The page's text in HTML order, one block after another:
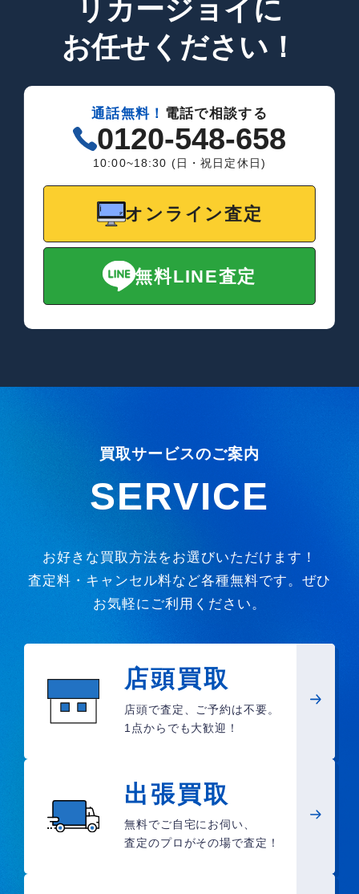
リカージョイに
お任せください！
通話無料！ 電話で相談する
0120-548-658
10:00~18:30 (日・祝日定休日)
オンライン査定
無料LINE査定
買取サービスのご案内
SERVICE
お好きな買取方法をお選びいただけます！
査定料・キャンセル料など各種無料です。ぜひ
お気軽にご利用ください。
店頭買取
店頭で査定、ご予約は不要。
1点からでも大歓迎！
出張買取
無料でご自宅にお伺い、
査定のプロがその場で査定！